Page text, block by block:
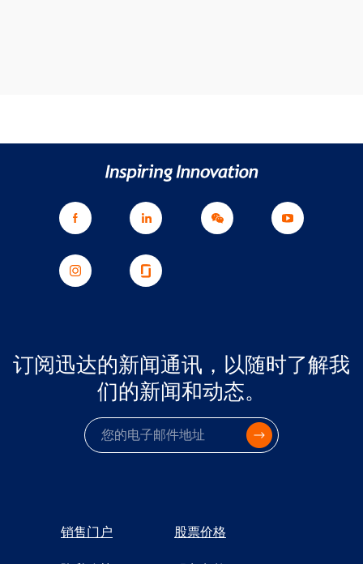
订阅迅达的新闻通讯，以随时了解我
们的新闻和动态。
电子邮件
销售门户 股票价格